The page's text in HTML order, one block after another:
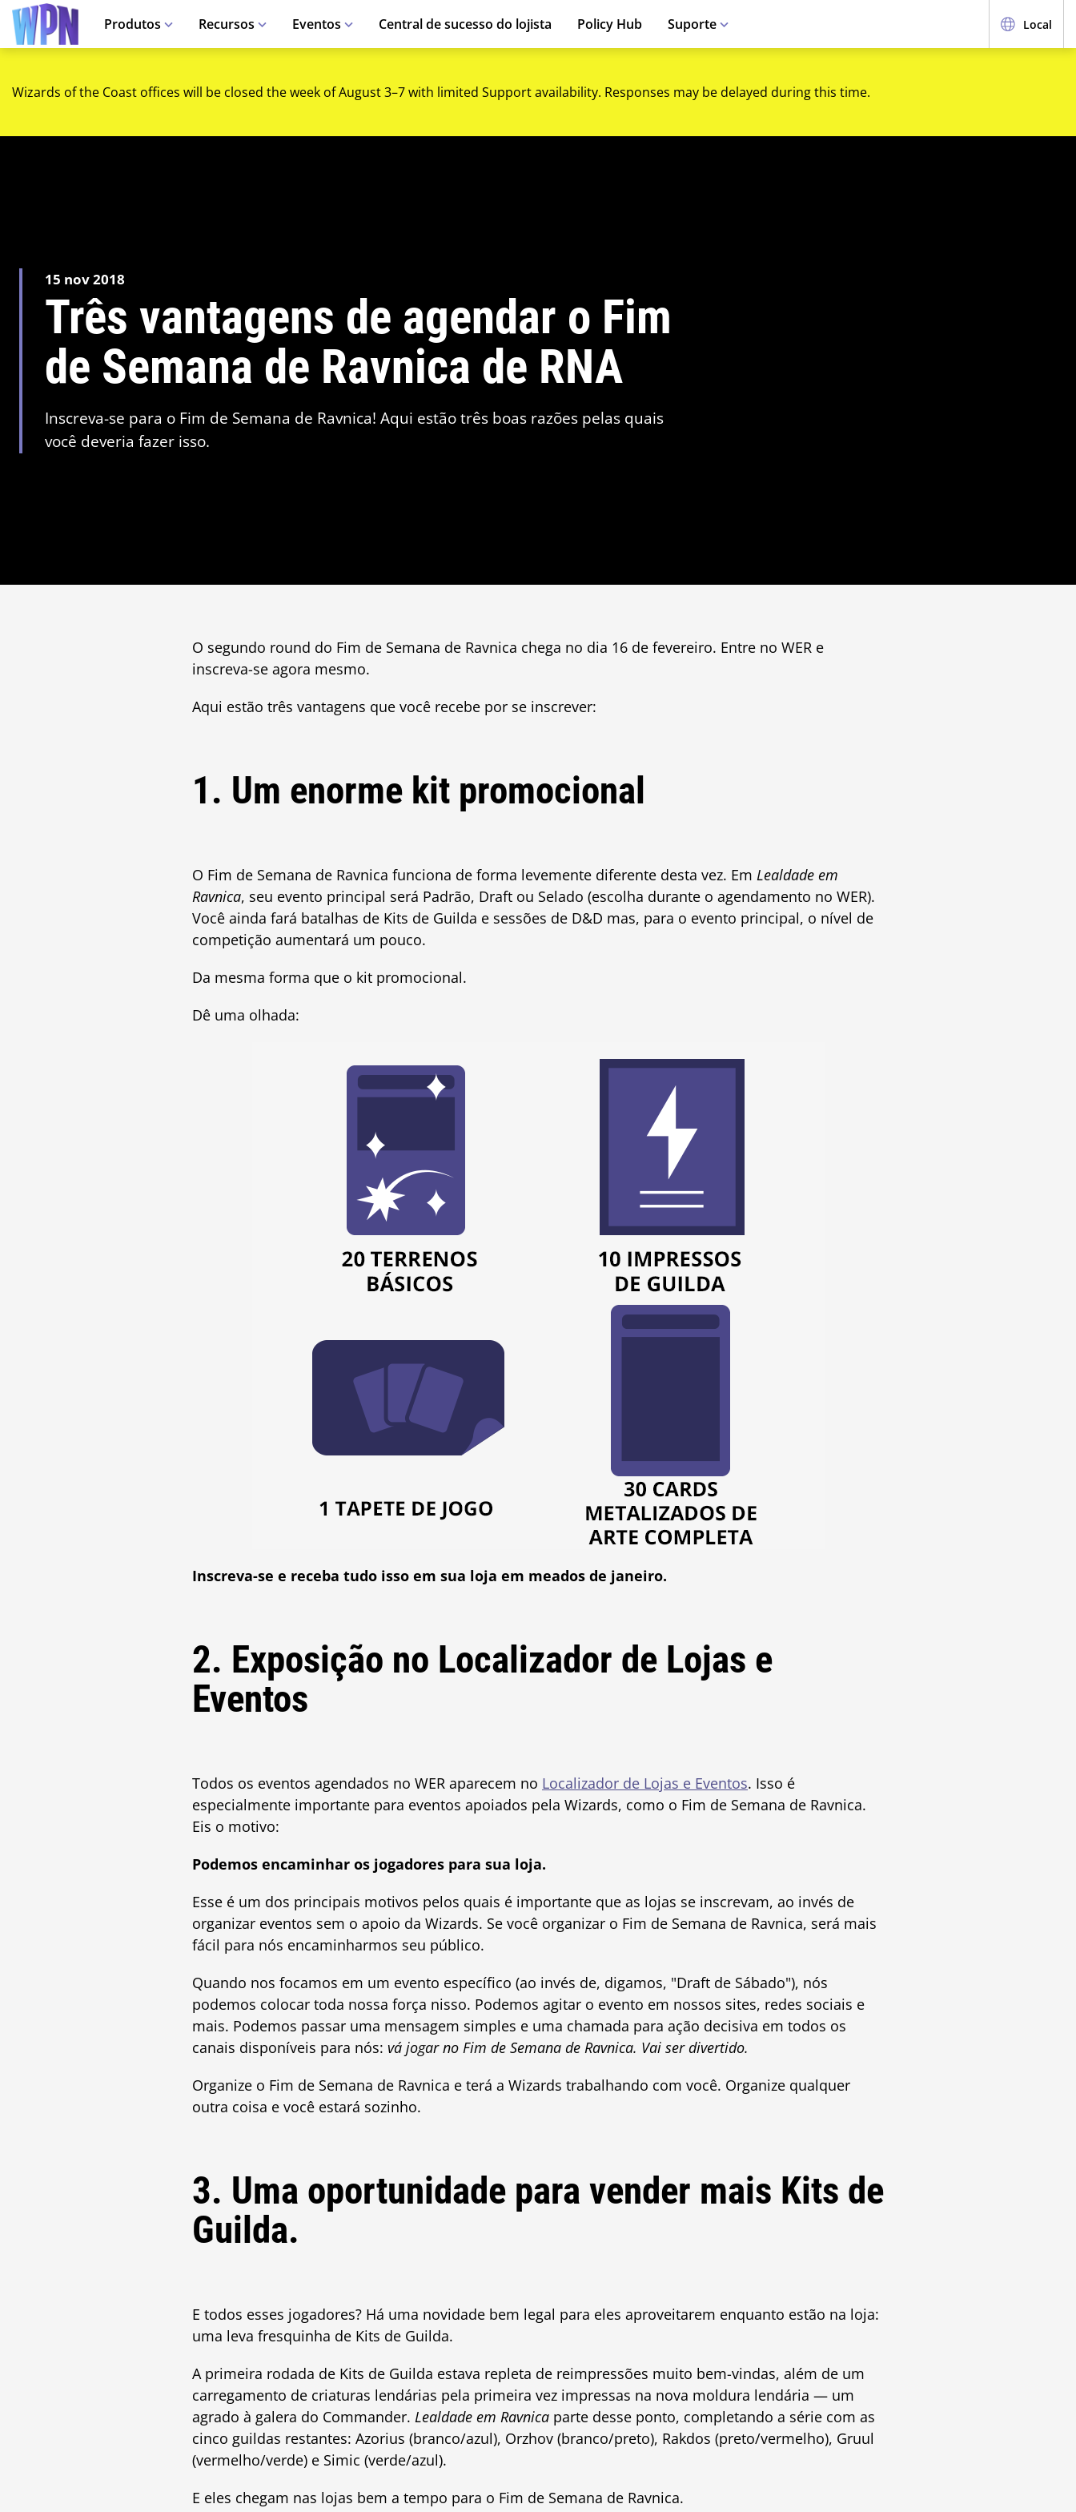
Produtos Recursos Eventos Central de sucesso do lojista Policy Hub Suporte Local
Wizards of the Coast offices will be closed the week of August 3–7 with limited Support availability. Responses may be delayed during this time.
15 nov 2018
Três vantagens de agendar o Fim
de Semana de Ravnica de RNA
Inscreva-se para o Fim de Semana de Ravnica! Aqui estão três boas razões pelas quais
você deveria fazer isso.
O segundo round do Fim de Semana de Ravnica chega no dia 16 de fevereiro. Entre no WER e
inscreva-se agora mesmo.
Aqui estão três vantagens que você recebe por se inscrever:
1. Um enorme kit promocional
O Fim de Semana de Ravnica funciona de forma levemente diferente desta vez. Em Lealdade em
Ravnica, seu evento principal será Padrão, Draft ou Selado (escolha durante o agendamento no WER).
Você ainda fará batalhas de Kits de Guilda e sessões de D&D mas, para o evento principal, o nível de
competição aumentará um pouco.
Da mesma forma que o kit promocional.
Dê uma olhada:
Inscreva-se e receba tudo isso em sua loja em meados de janeiro.
2. Exposição no Localizador de Lojas e
Eventos
Todos os eventos agendados no WER aparecem no Localizador de Lojas e Eventos. Isso é
especialmente importante para eventos apoiados pela Wizards, como o Fim de Semana de Ravnica.
Eis o motivo:
Podemos encaminhar os jogadores para sua loja.
Esse é um dos principais motivos pelos quais é importante que as lojas se inscrevam, ao invés de
organizar eventos sem o apoio da Wizards. Se você organizar o Fim de Semana de Ravnica, será mais
fácil para nós encaminharmos seu público.
Quando nos focamos em um evento específico (ao invés de, digamos, "Draft de Sábado"), nós
podemos colocar toda nossa força nisso. Podemos agitar o evento em nossos sites, redes sociais e
mais. Podemos passar uma mensagem simples e uma chamada para ação decisiva em todos os
canais disponíveis para nós: vá jogar no Fim de Semana de Ravnica. Vai ser divertido.
Organize o Fim de Semana de Ravnica e terá a Wizards trabalhando com você. Organize qualquer
outra coisa e você estará sozinho.
3. Uma oportunidade para vender mais Kits de
Guilda.
E todos esses jogadores? Há uma novidade bem legal para eles aproveitarem enquanto estão na loja:
uma leva fresquinha de Kits de Guilda.
A primeira rodada de Kits de Guilda estava repleta de reimpressões muito bem-vindas, além de um
carregamento de criaturas lendárias pela primeira vez impressas na nova moldura lendária — um
agrado à galera do Commander. Lealdade em Ravnica parte desse ponto, completando a série com as
cinco guildas restantes: Azorius (branco/azul), Orzhov (branco/preto), Rakdos (preto/vermelho), Gruul
(vermelho/verde) e Simic (verde/azul).
E eles chegam nas lojas bem a tempo para o Fim de Semana de Ravnica.